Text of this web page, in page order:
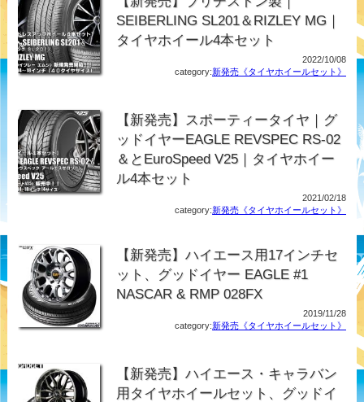
SEIBERLING SL201＆RIZLEY MG｜
タイヤホイール4本セット
2022/10/08
category:新発売《タイヤホイールセット》
【新発売】スポーティータイヤ｜グ
ッドイヤーEAGLE REVSPEC RS-02
＆とEuroSpeed V25｜タイヤホイー
ル4本セット
2021/02/18
category:新発売《タイヤホイールセット》
【新発売】ハイエース用17インチセ
ット、グッドイヤー EAGLE #1
NASCAR & RMP 028FX
2019/11/28
category:新発売《タイヤホイールセット》
【新発売】ハイエース・キャラバン
用タイヤホイールセット、グッドイ